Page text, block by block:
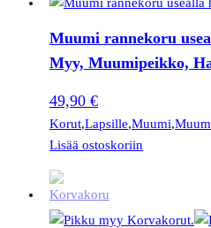
Muumi rannekoru
Myy, Muumipeikko,
49,90 €
Korut,Lapsille,Muumi,
Lisää ostoskoriin